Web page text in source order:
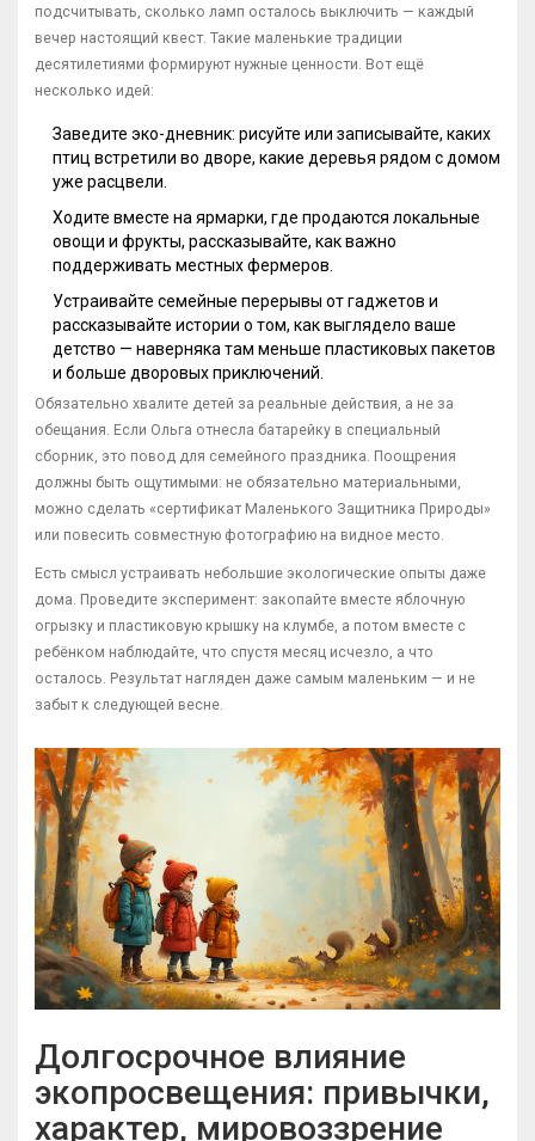
подсчитывать, сколько ламп осталось выключить — каждый
вечер настоящий квест. Такие маленькие традиции
десятилетиями формируют нужные ценности. Вот ещё
несколько идей:
Заведите эко-дневник: рисуйте или записывайте, каких
птиц встретили во дворе, какие деревья рядом с домом
уже расцвели.
Ходите вместе на ярмарки, где продаются локальные
овощи и фрукты, рассказывайте, как важно
поддерживать местных фермеров.
Устраивайте семейные перерывы от гаджетов и
рассказывайте истории о том, как выглядело ваше
детство — наверняка там меньше пластиковых пакетов
и больше дворовых приключений.
Обязательно хвалите детей за реальные действия, а не за
обещания. Если Ольга отнесла батарейку в специальный
сборник, это повод для семейного праздника. Поощрения
должны быть ощутимыми: не обязательно материальными,
можно сделать «сертификат Маленького Защитника Природы»
или повесить совместную фотографию на видное место.
Есть смысл устраивать небольшие экологические опыты даже
дома. Проведите эксперимент: закопайте вместе яблочную
огрызку и пластиковую крышку на клумбе, а потом вместе с
ребёнком наблюдайте, что спустя месяц исчезло, а что
осталось. Результат нагляден даже самым маленьким — и не
забыт к следующей весне.
Долгосрочное влияние
экопросвещения: привычки,
характер, мировоззрение